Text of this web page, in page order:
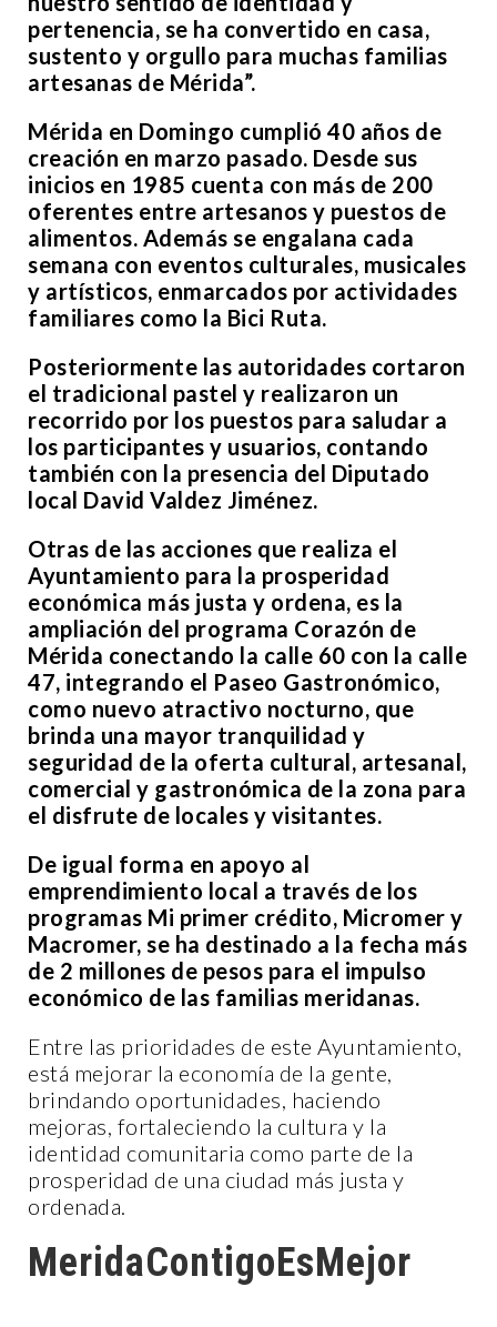
pertenencia, se ha convertido en casa,
sustento y orgullo para muchas familias
artesanas de Mérida”.
Mérida en Domingo cumplió 40 años de
creación en marzo pasado. Desde sus
inicios en 1985 cuenta con más de 200
oferentes entre artesanos y puestos de
alimentos. Además se engalana cada
semana con eventos culturales, musicales
y artísticos, enmarcados por actividades
familiares como la Bici Ruta.
Posteriormente las autoridades cortaron
el tradicional pastel y realizaron un
recorrido por los puestos para saludar a
los participantes y usuarios, contando
también con la presencia del Diputado
local David Valdez Jiménez.
Otras de las acciones que realiza el
Ayuntamiento para la prosperidad
económica más justa y ordena, es la
ampliación del programa Corazón de
Mérida conectando la calle 60 con la calle
47, integrando el Paseo Gastronómico,
como nuevo atractivo nocturno, que
brinda una mayor tranquilidad y
seguridad de la oferta cultural, artesanal,
comercial y gastronómica de la zona para
el disfrute de locales y visitantes.
De igual forma en apoyo al
emprendimiento local a través de los
programas Mi primer crédito, Micromer y
Macromer, se ha destinado a la fecha más
de 2 millones de pesos para el impulso
económico de las familias meridanas.
Entre las prioridades de este Ayuntamiento,
está mejorar la economía de la gente,
brindando oportunidades, haciendo
mejoras, fortaleciendo la cultura y la
identidad comunitaria como parte de la
prosperidad de una ciudad más justa y
ordenada.
MeridaContigoEsMejor